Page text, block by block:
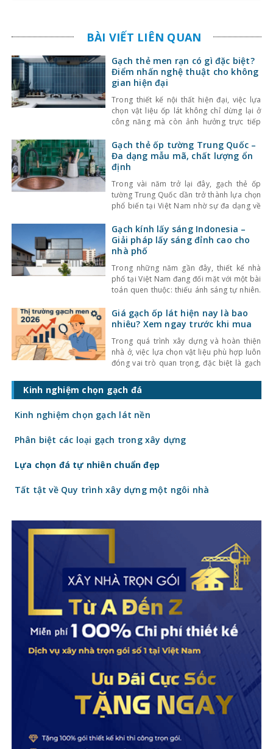
BÀI VIẾT LIÊN QUAN
Gạch thẻ men rạn có gì đặc biệt?
Điểm nhấn nghệ thuật cho không
gian hiện đại
Trong thiết kế nội thất hiện đại, việc lựa
chọn vật liệu ốp lát không chỉ dừng lại ở
công năng mà còn ảnh hưởng trực tiếp
Một trong những lựa chọn nổi bật gần đây
là gạch thẻ men rạn – dòng gạch ốp lát
Gạch thẻ ốp tường Trung Quốc –
Đa dạng mẫu mã, chất lượng ổn
định
Trong vài năm trở lại đây, gạch thẻ ốp
tường Trung Quốc dần trở thành lựa chọn
phổ biến tại Việt Nam nhờ sự đa dạng về
Bên cạnh đó, chất lượng sản phẩm cũng
không ngừng được cải thiện, đáp ứng tốt
nhu cầu sử
Gạch kính lấy sáng Indonesia –
Giải pháp lấy sáng đỉnh cao cho
nhà phố
Trong những năm gần đây, thiết kế nhà
phố tại Việt Nam đang đối mặt với một bài
toán quen thuộc: thiếu ánh sáng tự nhiên.
che chắn bởi các công trình xung quanh,
khiến không gian trở nên bí bách và phụ
Giá gạch ốp lát hiện nay là bao
nhiêu? Xem ngay trước khi mua
Trong quá trình xây dựng và hoàn thiện
nhà ở, việc lựa chọn vật liệu phù hợp luôn
đóng vai trò quan trọng, đặc biệt là gạch
giá gạch ốp lát hiện nay còn quyết định
trực tiếp đến tổng chi phí công trình. Vậy
Kinh nghiệm chọn gạch đá
Kinh nghiệm chọn gạch lát nền
Phân biệt các loại gạch trong xây dựng
Lựa chọn đá tự nhiên chuẩn đẹp
Tất tật về Quy trình xây dựng một ngôi nhà